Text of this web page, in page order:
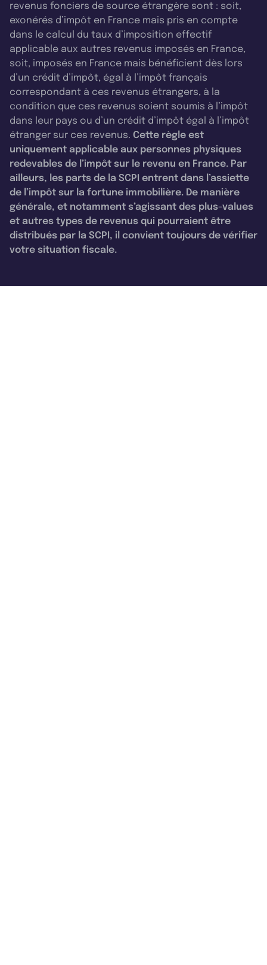
revenus fonciers de source étrangère sont : soit,
exonérés d’impôt en France mais pris en compte
dans le calcul du taux d’imposition effectif
applicable aux autres revenus imposés en France,
soit, imposés en France mais bénéficient dès lors
d’un crédit d’impôt, égal à l’impôt français
correspondant à ces revenus étrangers, à la
condition que ces revenus soient soumis à l’impôt
dans leur pays ou d’un crédit d’impôt égal à l’impôt
étranger sur ces revenus. Cette règle est
uniquement applicable aux personnes physiques
redevables de l’impôt sur le revenu en France. Par
ailleurs, les parts de la SCPI entrent dans l’assiette
de l’impôt sur la fortune immobilière. De manière
générale, et notamment s’agissant des plus-values
et autres types de revenus qui pourraient être
distribués par la SCPI, il convient toujours de vérifier
votre situation fiscale.